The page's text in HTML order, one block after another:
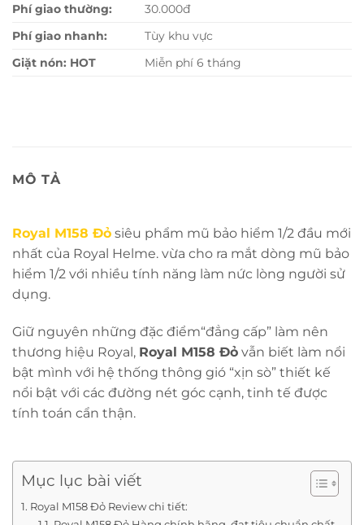
Phí giao thường:
30.000đ
Phí giao nhanh:
Tùy khu vực
Giặt nón: HOT
Miễn phí 6 tháng
MÔ TẢ
Royal M158 Đỏ siêu phẩm mũ bảo hiểm 1/2 đầu mới
nhất của Royal Helme. vừa cho ra mắt dòng mũ bảo
hiểm 1/2 với nhiều tính năng làm nức lòng người sử
dụng.
Giữ nguyên những đặc điểm“đẳng cấp” làm nên
thương hiệu Royal, Royal M158 Đỏ vẫn biết làm nổi
bật mình với hệ thống thông gió “xịn sò” thiết kế
nổi bật với các đường nét góc cạnh, tinh tế được
tính toán cẩn thận.
Mục lục bài viết
Royal M158 Đỏ Review chi tiết: